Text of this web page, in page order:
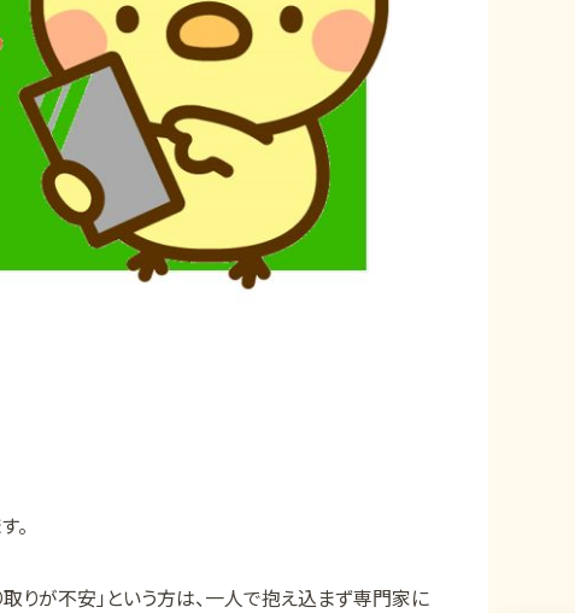
。
りが不安」という方は、一人で抱え込まず専門家に